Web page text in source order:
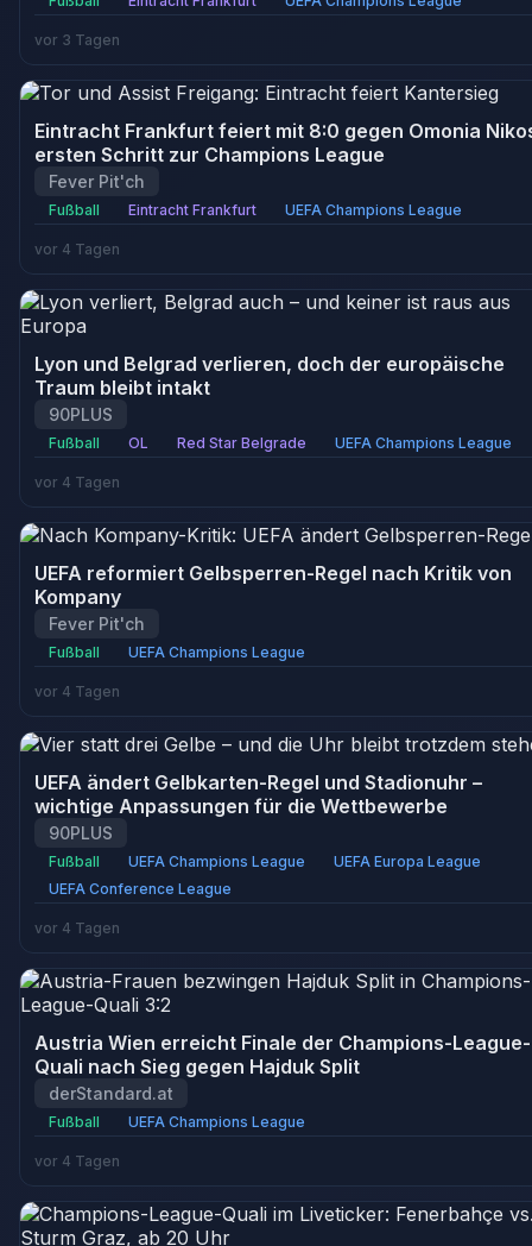
vor 3 Tagen
Eintracht Frankfurt feiert mit 8:0 gegen Omonia
ersten Schritt zur Champions League
Fever Pit'ch
Fußball Eintracht Frankfurt UEFA Champions League
vor 4 Tagen
Lyon und Belgrad verlieren, doch der europäische
Traum bleibt intakt
90PLUS
Fußball OL Red Star Belgrade UEFA Champions League
vor 4 Tagen
UEFA reformiert Gelbsperren-Regel nach Kritik von
Kompany
Fever Pit'ch
Fußball UEFA Champions League
vor 4 Tagen
UEFA ändert Gelbkarten-Regel und Stadionuhr –
wichtige Anpassungen für die Wettbewerbe
90PLUS
Fußball UEFA Champions League
UEFA Europa League
UEFA Conference League
vor 4 Tagen
Austria Wien erreicht Finale der Champions-League-
Quali nach Sieg gegen Hajduk Split
derStandard.at
Fußball UEFA Champions League
vor 4 Tagen